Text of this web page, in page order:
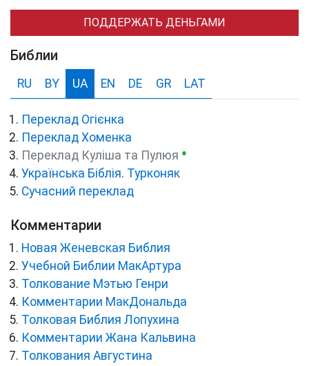
ПОДДЕРЖАТЬ ДЕНЬГАМИ
Библии
RU BY UA EN DE GR LAT
Переклад Огієнка
Переклад Хоменка
Переклад Куліша та Пулюя ●
Українська Біблія. Турконяк
Сучасний переклад
Комментарии
Новая Женевская Библия
Учебной Библии МакАртура
Толкование Мэтью Генри
Комментарии МакДональда
Толковая Библия Лопухина
Комментарии Жана Кальвина
Толкования Августина